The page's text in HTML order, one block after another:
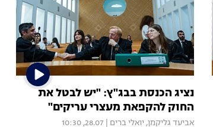
נציג הכנסת בבג"ץ: "יש לבטל את
החוק להקפאת מעצרי עריקים"
אביעד גליקמן, יואלי ברים 28.07, 10:30